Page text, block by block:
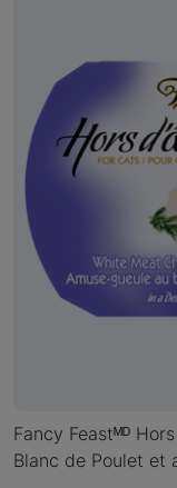
Fancy Feastᴹᴰ
Blanc de Poulet et